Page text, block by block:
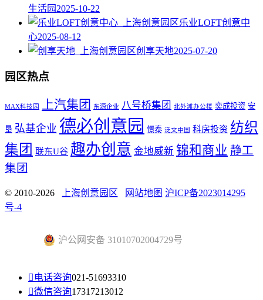
生活园 2025-10-22
乐业LOFT创意中
心2025-08-12
创享天地2025-07-20
园区热点
MAX科技园 上汽集团 东源企业 八号桥集团 北外滩办公楼 奕成投资 安
垦 弘基企业 德必创意园 憬泰 泛文中国 科房投资 纺织
集团 联东U谷 趣办创意 金地威新 锦和商业 静工
集团
© 2010-2026 上海创意园区 网站地图 沪ICP备2023014295
号-4
沪公网安备 31010702004729号
 电话咨询021-51693310
微信咨询17317213012